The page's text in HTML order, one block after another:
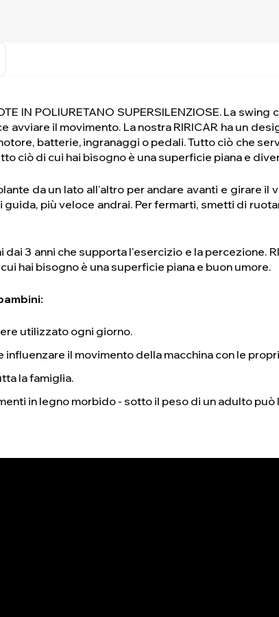
IN POLIURETANO SUPERSILENZIOSE. La swing
avviare il movimento. La nostra RIRICAR ha un
batterie, ingranaggi o pedali. Tutto ciò che
ciò di cui hai bisogno è una superficie piana e
da un lato all'altro per andare avanti e girare il
più veloce andrai. Per fermarti, smetti di
3 anni che supporta l'esercizio e la percezione.
hai bisogno è una superficie piana e buon umore.
utilizzato ogni giorno.
influenzare il movimento della macchina con le
la famiglia.
in legno morbido - sotto il peso di un adulto può